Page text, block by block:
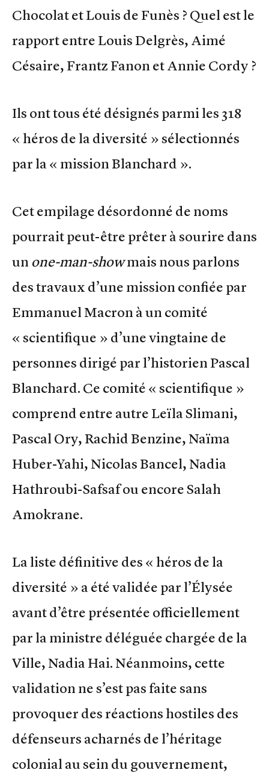
Chocolat et Louis de Funès ? Quel est le
rapport entre Louis Delgrès, Aimé
Césaire, Frantz Fanon et Annie Cordy ?
Ils ont tous été désignés parmi les 318
« héros de la diversité » sélectionnés
par la « mission Blanchard ».
Cet empilage désordonné de noms
pourrait peut-être prêter à sourire dans
un one-man-showmais nous parlons
des travaux d’une mission confiée par
Emmanuel Macron à un comité
« scientifique » d’une vingtaine de
personnes dirigé par l’historien Pascal
Blanchard. Ce comité « scientifique »
comprend entre autre Leïla Slimani,
Pascal Ory, Rachid Benzine, Naïma
Huber-Yahi, Nicolas Bancel, Nadia
Hathroubi-Safsaf ou encore Salah
Amokrane.
La liste définitive des « héros de la
diversité » a été validée par l’Élysée
avant d’être présentée officiellement
par la ministre déléguée chargée de la
Ville, Nadia Hai. Néanmoins, cette
validation ne s’est pas faite sans
provoquer des réactions hostiles des
défenseurs acharnés de l’héritage
colonial au sein du gouvernement,